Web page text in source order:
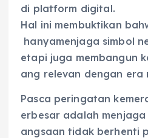
di platform digital.
Hal ini membuktikan
hanyamenjaga simbol
etapi juga membangun
ang relevan dengan era
Pasca peringatan
erbesar adalah
angsaan tidak berhenti